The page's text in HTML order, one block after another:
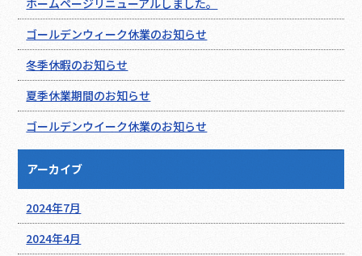
ゴールデンウィーク休業のお知らせ
冬季休暇のお知らせ
夏季休業期間のお知らせ
ゴールデンウイーク休業のお知らせ
アーカイブ
2024年7月
2024年4月